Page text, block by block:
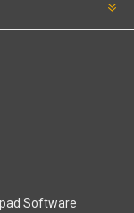
Software